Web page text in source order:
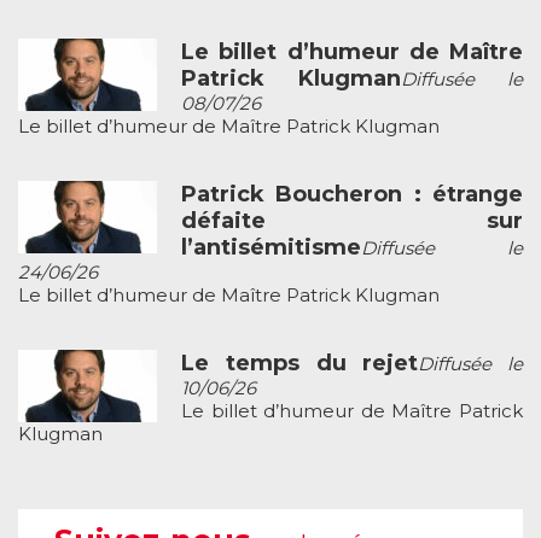
Le billet d’humeur de Maître
Patrick KlugmanDiffusée le
08/07/26
Le billet d’humeur de Maître Patrick Klugman
Patrick Boucheron : étrange
défaite sur
l’antisémitismeDiffusée le
24/06/26
Le billet d’humeur de Maître Patrick Klugman
Le temps du rejetDiffusée le
10/06/26
Le billet d’humeur de Maître Patrick
Klugman